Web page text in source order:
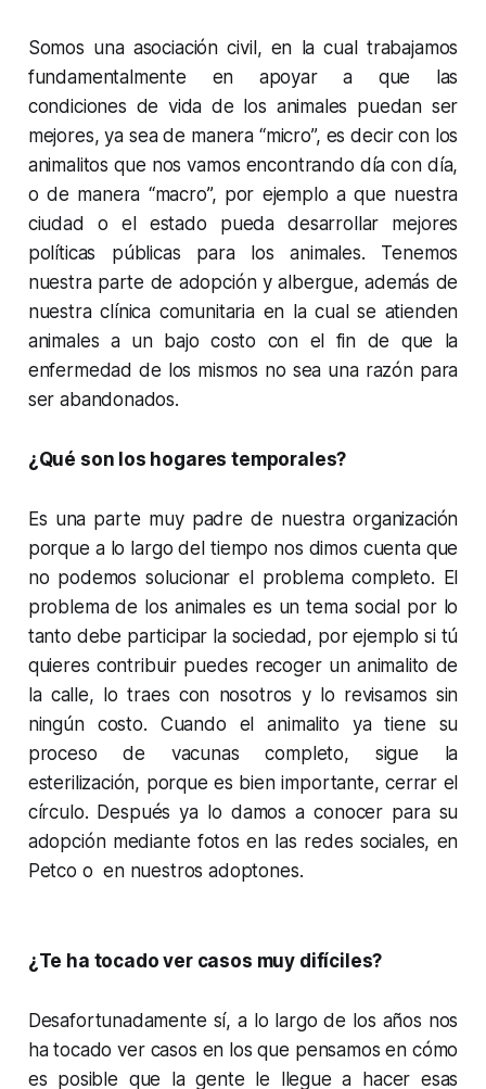
Somos una asociación civil, en la cual trabajamos
fundamentalmente en apoyar a que las
condiciones de vida de los animales puedan ser
mejores, ya sea de manera “micro”, es decir con los
animalitos que nos vamos encontrando día con día,
o de manera “macro”, por ejemplo a que nuestra
ciudad o el estado pueda desarrollar mejores
políticas públicas para los animales. Tenemos
nuestra parte de adopción y albergue, además de
nuestra clínica comunitaria en la cual se atienden
animales a un bajo costo con el fin de que la
enfermedad de los mismos no sea una razón para
ser abandonados.
¿Qué son los hogares temporales?
Es una parte muy padre de nuestra organización
porque a lo largo del tiempo nos dimos cuenta que
no podemos solucionar el problema completo. El
problema de los animales es un tema social por lo
tanto debe participar la sociedad, por ejemplo si tú
quieres contribuir puedes recoger un animalito de
la calle, lo traes con nosotros y lo revisamos sin
ningún costo. Cuando el animalito ya tiene su
proceso de vacunas completo, sigue la
esterilización, porque es bien importante, cerrar el
círculo. Después ya lo damos a conocer para su
adopción mediante fotos en las redes sociales, en
Petco o en nuestros adoptones.
¿Te ha tocado ver casos muy difíciles?
Desafortunadamente sí, a lo largo de los años nos
ha tocado ver casos en los que pensamos en cómo
es posible que la gente le llegue a hacer esas